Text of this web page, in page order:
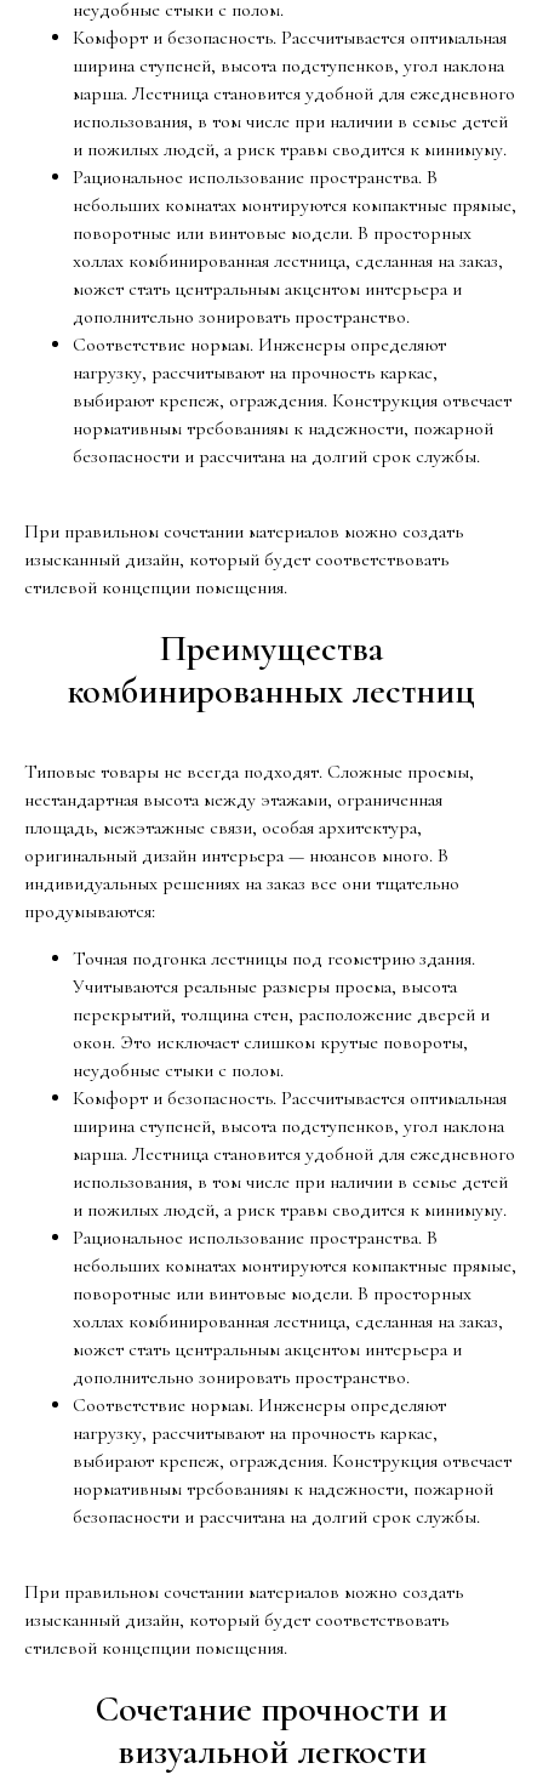
неудобные стыки с полом.
Комфорт и безопасность. Рассчитывается оптимальная
ширина ступеней, высота подступенков, угол наклона
марша. Лестница становится удобной для ежедневного
использования, в том числе при наличии в семье детей
и пожилых людей, а риск травм сводится к минимуму.
Рациональное использование пространства. В
небольших комнатах монтируются компактные прямые,
поворотные или винтовые модели. В просторных
холлах комбинированная лестница, сделанная на заказ,
может стать центральным акцентом интерьера и
дополнительно зонировать пространство.
Соответствие нормам. Инженеры определяют
нагрузку, рассчитывают на прочность каркас,
выбирают крепеж, ограждения. Конструкция отвечает
нормативным требованиям к надежности, пожарной
безопасности и рассчитана на долгий срок службы.
При правильном сочетании материалов можно создать
изысканный дизайн, который будет соответствовать
стилевой концепции помещения.
Преимущества
комбинированных лестниц
Типовые товары не всегда подходят. Сложные проемы,
нестандартная высота между этажами, ограниченная
площадь, межэтажные связи, особая архитектура,
оригинальный дизайн интерьера — нюансов много. В
индивидуальных решениях на заказ все они тщательно
продумываются:
Точная подгонка лестницы под геометрию здания.
Учитываются реальные размеры проема, высота
перекрытий, толщина стен, расположение дверей и
окон. Это исключает слишком крутые повороты,
неудобные стыки с полом.
Комфорт и безопасность. Рассчитывается оптимальная
ширина ступеней, высота подступенков, угол наклона
марша. Лестница становится удобной для ежедневного
использования, в том числе при наличии в семье детей
и пожилых людей, а риск травм сводится к минимуму.
Рациональное использование пространства. В
небольших комнатах монтируются компактные прямые,
поворотные или винтовые модели. В просторных
холлах комбинированная лестница, сделанная на заказ,
может стать центральным акцентом интерьера и
дополнительно зонировать пространство.
Соответствие нормам. Инженеры определяют
нагрузку, рассчитывают на прочность каркас,
выбирают крепеж, ограждения. Конструкция отвечает
нормативным требованиям к надежности, пожарной
безопасности и рассчитана на долгий срок службы.
При правильном сочетании материалов можно создать
изысканный дизайн, который будет соответствовать
стилевой концепции помещения.
Сочетание прочности и
визуальной легкости